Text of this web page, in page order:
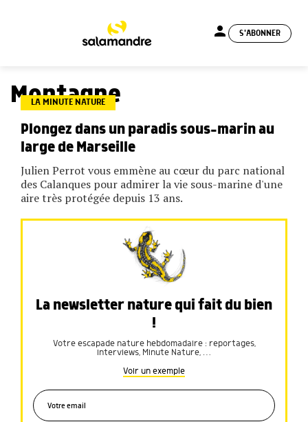
person S'ABONNER
Montagne
LA MINUTE NATURE
Plongez dans un paradis sous-marin au
large de Marseille
Julien Perrot vous emmène au cœur du parc national
des Calanques pour admirer la vie sous-marine d'une
aire très protégée depuis 13 ans.
La newsletter nature qui fait du bien
!
Votre escapade nature hebdomadaire : reportages,
interviews, Minute Nature, …
Voir un exemple